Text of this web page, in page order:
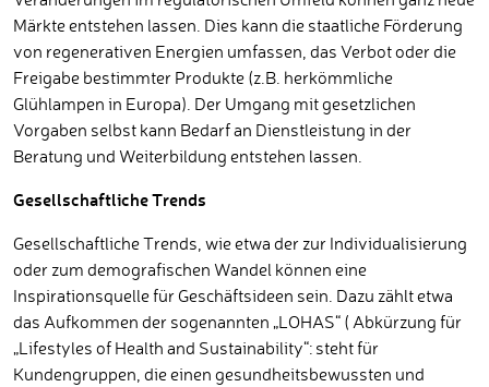
Märkte entstehen lassen. Dies kann die staatliche Förderung
von regenerativen Energien umfassen, das Verbot oder die
Freigabe bestimmter Produkte (z.B. herkömmliche
Glühlampen in Europa). Der Umgang mit gesetzlichen
Vorgaben selbst kann Bedarf an Dienstleistung in der
Beratung und Weiterbildung entstehen lassen.
Gesellschaftliche Trends
Gesellschaftliche Trends, wie etwa der zur Individualisierung
oder zum demografischen Wandel können eine
Inspirationsquelle für Geschäftsideen sein. Dazu zählt etwa
das Aufkommen der sogenannten „LOHAS“ ( Abkürzung für
„Lifestyles of Health and Sustainability“: steht für
Kundengruppen, die einen gesundheitsbewussten und